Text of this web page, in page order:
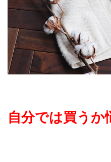
自分では買うか